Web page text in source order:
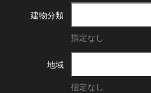
建物分類
指定なし
地域
指定なし